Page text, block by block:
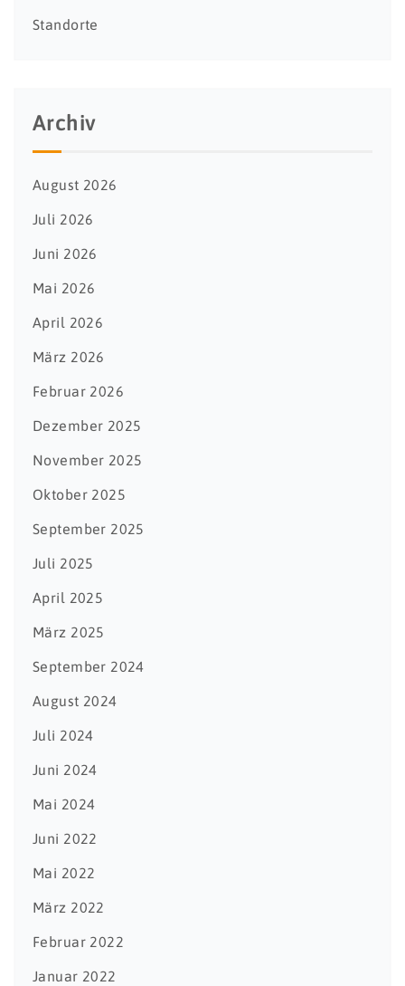
Standorte
Archiv
August 2026
Juli 2026
Juni 2026
Mai 2026
April 2026
März 2026
Februar 2026
Dezember 2025
November 2025
Oktober 2025
September 2025
Juli 2025
April 2025
März 2025
September 2024
August 2024
Juli 2024
Juni 2024
Mai 2024
Juni 2022
Mai 2022
März 2022
Februar 2022
Januar 2022